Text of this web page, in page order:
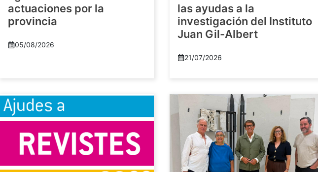
actuaciones por la
provincia
05/08/2026
las ayudas a la
investigación del Instituto
Juan Gil-Albert
21/07/2026